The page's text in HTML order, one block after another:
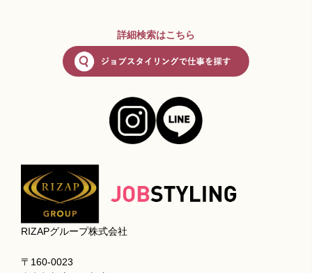
詳細検索はこちら
RIZAPグループ株式会社
〒160‐0023